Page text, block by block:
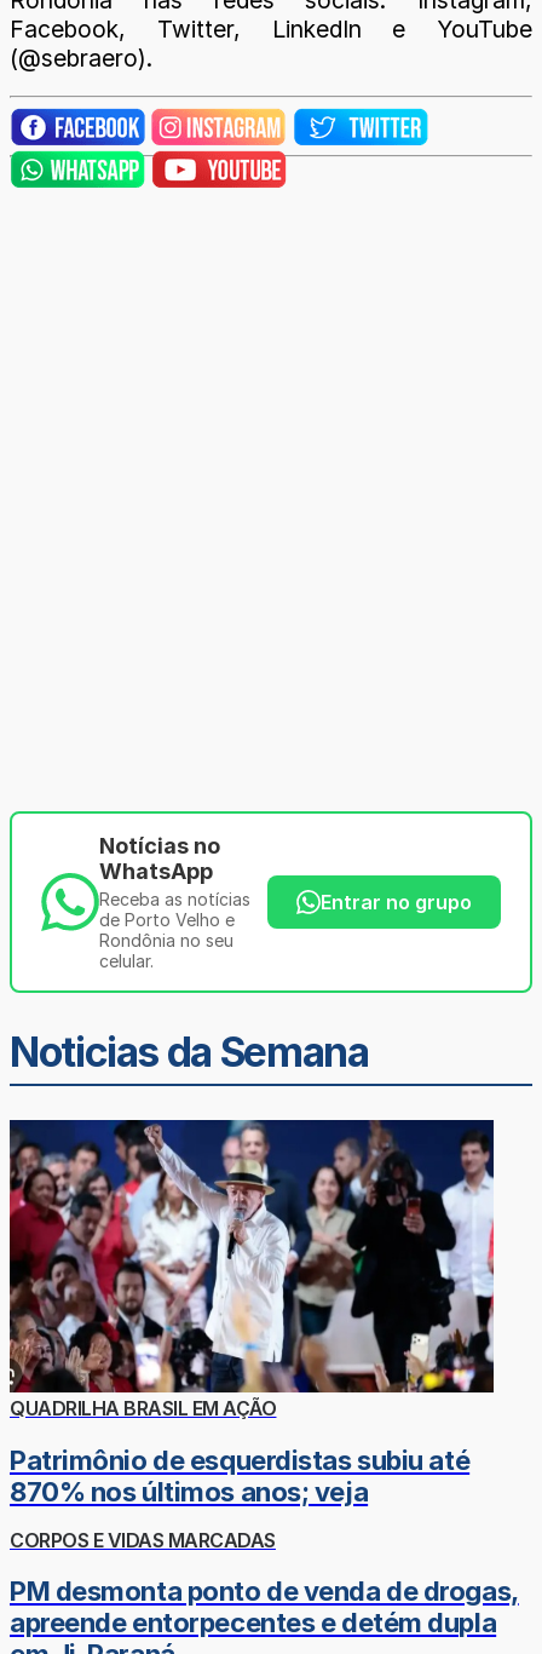
Facebook, Twitter, LinkedIn e YouTube
(@sebraero).
Notícias no
WhatsApp
Receba as notícias
de Porto Velho e
Rondônia no seu
celular.
Entrar no grupo
Noticias da Semana
QUADRILHA BRASIL EM AÇÃO
Patrimônio de esquerdistas subiu até
870% nos últimos anos; veja
CORPOS E VIDAS MARCADAS
PM desmonta ponto de venda de drogas,
apreende entorpecentes e detém dupla